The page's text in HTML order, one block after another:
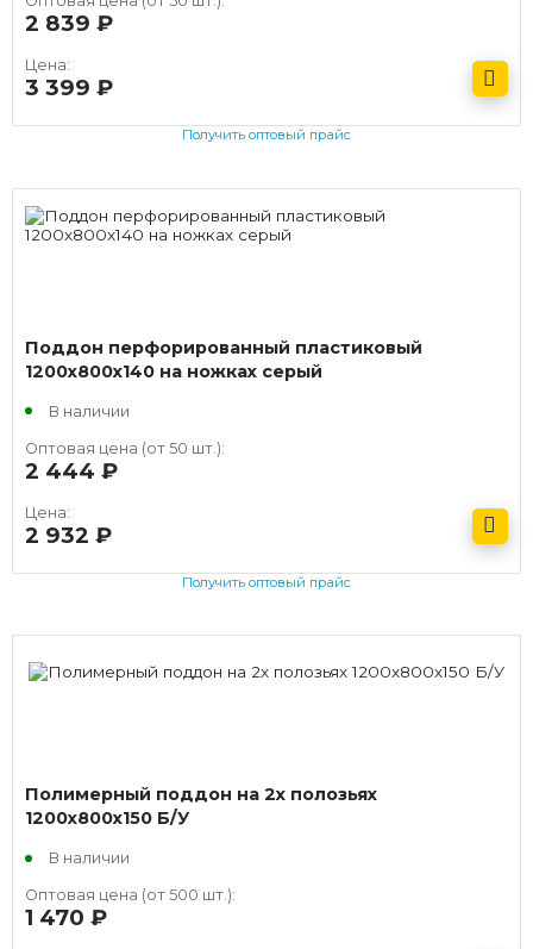
2 839
Цена:
3 399
Получить оптовый прайс
Поддон перфорированный пластиковый
1200х800х140 на ножках серый
В наличии
Оптовая цена (от 50 шт.):
2 444
Цена:
2 932
Получить оптовый прайс
Полимерный поддон на 2х полозьях
1200х800х150 Б/У
В наличии
Оптовая цена (от 500 шт.):
1 470